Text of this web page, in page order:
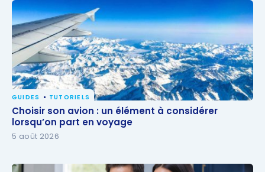
Choisir son avion : un élément à considérer
lorsqu’on part en voyage
GUIDES TUTORIELS
Choisir son avion : un élément à considérer
lorsqu’on part en voyage
5 août 2026